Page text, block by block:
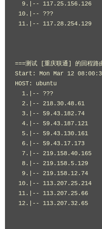
9.|-- 117.25.156.126
10.|-- ???
11.|-- 117.28.254.129
===测试 [重庆联通] 的回程路
Start: Mon Mar 12
HOST: ubuntu
1.|-- ???
2.|-- 218.30.48.61
3.|-- 59.43.182.74
4.|-- 59.43.187.121
5.|-- 59.43.130.161
6.|-- 59.43.17.173
7.|-- 219.158.40.165
8.|-- 219.158.5.129
9.|-- 219.158.12.74
10.|-- 113.207.25.214
11.|-- 113.207.25.66
12.|-- 113.207.32.65